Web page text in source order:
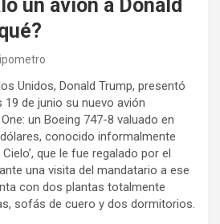
un avión a Donald
Unidos, Donald Trump, presentó
de junio su nuevo avión
un Boeing 747-8 valuado en
conocido informalmente
que le fue regalado por el
una visita del mandatario a ese
con dos plantas totalmente
sofás de cuero y dos dormitorios.